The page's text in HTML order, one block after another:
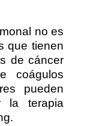
no es
que tienen
de cáncer
coágulos
pueden
la terapia